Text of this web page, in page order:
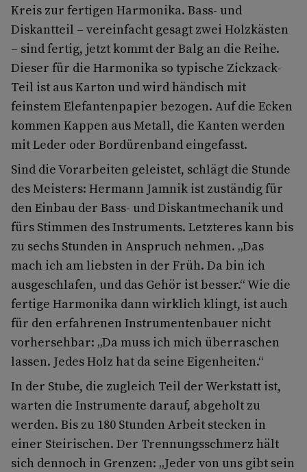
Kreis zur fertigen Harmonika. Bass- und
Diskantteil – vereinfacht gesagt zwei Holzkästen
– sind fertig, jetzt kommt der Balg an die Reihe.
Dieser für die Harmonika so typische Zickzack-
Teil ist aus Karton und wird händisch mit
feinstem Elefantenpapier bezogen. Auf die Ecken
kommen Kappen aus Metall, die Kanten werden
mit Leder oder Bordürenband eingefasst.
Sind die Vorarbeiten geleistet, schlägt die Stunde
des Meisters: Hermann Jamnik ist zuständig für
den Einbau der Bass- und Diskantmechanik und
fürs Stimmen des Instruments. Letzteres kann bis
zu sechs Stunden in Anspruch nehmen. „Das
mach ich am liebsten in der Früh. Da bin ich
ausgeschlafen, und das Gehör ist besser.“ Wie die
fertige Harmonika dann wirklich klingt, ist auch
für den erfahrenen Instrumentenbauer nicht
vorhersehbar: „Da muss ich mich überraschen
lassen. Jedes Holz hat da seine Eigenheiten.“
In der Stube, die zugleich Teil der Werkstatt ist,
warten die Instrumente darauf, abgeholt zu
werden. Bis zu 180 Stunden Arbeit stecken in
einer Steirischen. Der Trennungsschmerz hält
sich dennoch in Grenzen: „Jeder von uns gibt sein